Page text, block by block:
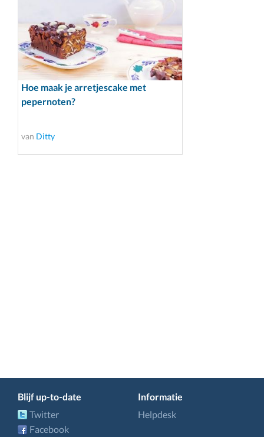
Hoe maak je arretjescake met
pepernoten?
van Ditty
Blijf up-to-date
Twitter
Facebook
Informatie
Helpdesk